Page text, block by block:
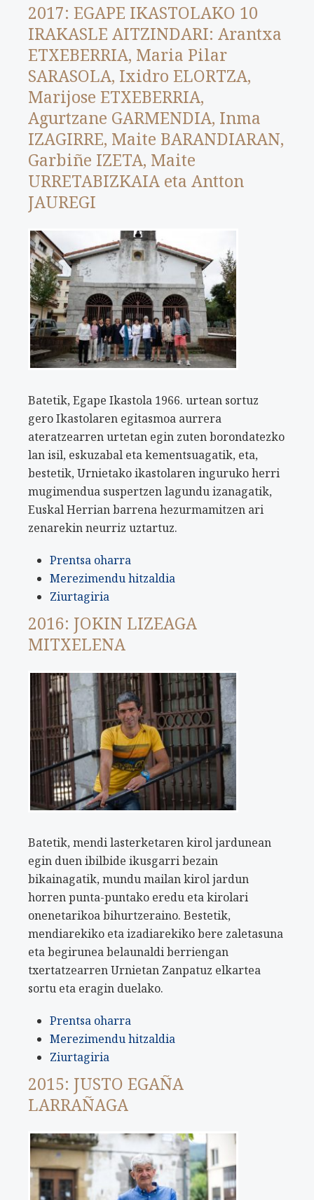
2017: EGAPE IKASTOLAKO 10
IRAKASLE AITZINDARI: Arantxa
ETXEBERRIA, Maria Pilar
SARASOLA, Ixidro ELORTZA,
Marijose ETXEBERRIA,
Agurtzane GARMENDIA, Inma
IZAGIRRE, Maite BARANDIARAN,
Garbiñe IZETA, Maite
URRETABIZKAIA eta Antton
JAUREGI
Batetik, Egape Ikastola 1966. urtean sortuz
gero Ikastolaren egitasmoa aurrera
ateratzearren urtetan egin zuten borondatezko
lan isil, eskuzabal eta kementsuagatik, eta,
bestetik, Urnietako ikastolaren inguruko herri
mugimendua suspertzen lagundu izanagatik,
Euskal Herrian barrena hezurmamitzen ari
zenarekin neurriz uztartuz.
Prentsa oharra
Merezimendu hitzaldia
Ziurtagiria
2016: JOKIN LIZEAGA
MITXELENA
Batetik, mendi lasterketaren kirol jardunean
egin duen ibilbide ikusgarri bezain
bikainagatik, mundu mailan kirol jardun
horren punta-puntako eredu eta kirolari
onenetarikoa bihurtzeraino. Bestetik,
mendiarekiko eta izadiarekiko bere zaletasuna
eta begirunea belaunaldi berriengan
txertatzearren Urnietan Zanpatuz elkartea
sortu eta eragin duelako.
Prentsa oharra
Merezimendu hitzaldia
Ziurtagiria
2015: JUSTO EGAÑA
LARRAÑAGA